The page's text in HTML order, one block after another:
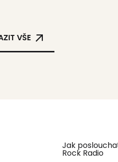
VŠE
Jak
Rock Radio